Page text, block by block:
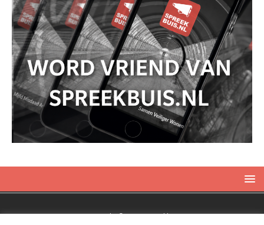
Copyright © 2019 Spreekbuis